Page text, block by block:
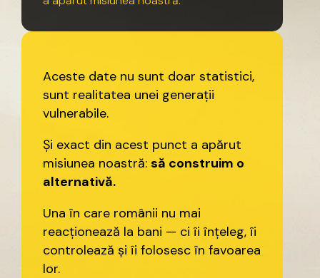
Aceste date nu sunt doar statistici,
sunt realitatea unei generații
vulnerabile.
Și exact din acest punct a apărut
misiunea noastră: să construim o
alternativă.
Una în care românii nu mai
reacționează la bani — ci îi înțeleg, îi
controlează și îi folosesc în favoarea
lor.